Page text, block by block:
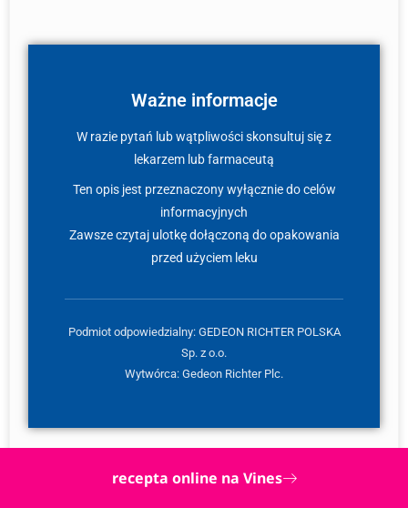
Ważne informacje
W razie pytań lub wątpliwości skonsultuj się z
lekarzem lub farmaceutą
Ten opis jest przeznaczony wyłącznie do celów
informacyjnych
Zawsze czytaj ulotkę dołączoną do opakowania
przed użyciem leku
Podmiot odpowiedzialny: GEDEON RICHTER POLSKA
Sp. z o.o.
Wytwórca: Gedeon Richter Plc.
Najczęściej zadawane pytania
recepta online na Vines